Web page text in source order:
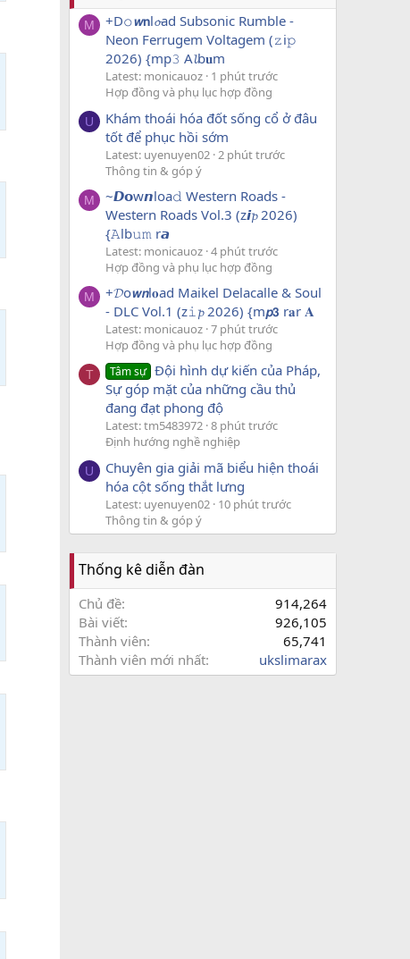
M
+D𝚘𝙬𝗻l𝓸ad Subsonic Rumble -
Neon Ferrugem Voltagem (𝚣i𝚙
2026) {mp𝟹 A𝓵b𝐮m
Latest: monicauoz 1 phút trước
Hợp đồng và phụ lục hợp đồng
U
Khám thoái hóa đốt sống cổ ở đâu
tốt để phục hồi sớm
Latest: uyenuyen02 2 phút trước
Thông tin & góp ý
M
~𝘿𝗼w𝙣loa𝚍 Western Roads -
Western Roads Vol.3 (z𝙞𝓹 2026)
{𝙰lb𝚞𝚖 r𝙖
Latest: monicauoz 4 phút trước
Hợp đồng và phụ lục hợp đồng
M
+𝓓o𝙬𝙣l𝐨ad Maikel Delacalle & Soul
- DLC Vol.1 (z𝚒𝓹 2026) {m𝙥𝟯 r𝐚r 𝐀
Latest: monicauoz 7 phút trước
Hợp đồng và phụ lục hợp đồng
T Tâm sự Đội hình dự kiến của Pháp,
Sự góp mặt của những cầu thủ
đang đạt phong độ
Latest: tm5483972 8 phút trước
Định hướng nghề nghiệp
U
Chuyên gia giải mã biểu hiện thoái
hóa cột sống thắt lưng
Latest: uyenuyen02 10 phút trước
Thông tin & góp ý
Thống kê diễn đàn
Chủ đề
914,264
Bài viết
926,105
Thành viên
65,741
Thành viên mới nhất
ukslimarax